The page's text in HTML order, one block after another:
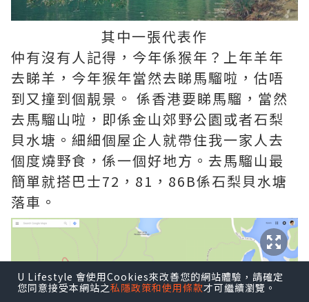
其中一張代表作
仲有沒有人記得，今年係猴年？上年羊年
去睇羊，今年猴年當然去睇馬騮啦，估唔
到又撞到個靚景。 係香港要睇馬騮，當然
去馬騮山啦，即係金山郊野公園或者石梨
貝水塘。細細個屋企人就帶住我一家人去
個度燒野食，係一個好地方。去馬騮山最
簡單就搭巴士72，81，86B係石梨貝水塘
落車。
U Lifestyle 會使用Cookies來改善您的網站體驗，請確定
您同意接受本網站之私隱政策和使用條款才可繼續瀏覽。